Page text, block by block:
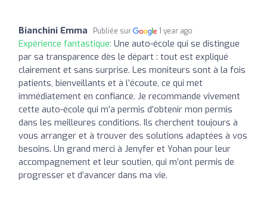
Bianchini Emma Publiée sur 1 year ago
Expérience fantastique: Une auto-école qui se distingue
par sa transparence dès le départ : tout est expliqué
clairement et sans surprise. Les moniteurs sont à la fois
patients, bienveillants et à l’écoute, ce qui met
immédiatement en confiance. Je recommande vivement
cette auto-école qui m’a permis d’obtenir mon permis
dans les meilleures conditions. Ils cherchent toujours à
vous arranger et à trouver des solutions adaptées à vos
besoins. Un grand merci à Jenyfer et Yohan pour leur
accompagnement et leur soutien, qui m’ont permis de
progresser et d’avancer dans ma vie.